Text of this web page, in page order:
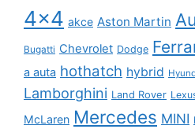
4x4 akce Aston Martin
Bugatti Chevrolet Dodge
a auta hothatch hybrid
Lamborghini Land Rover
McLaren Mercedes MINI